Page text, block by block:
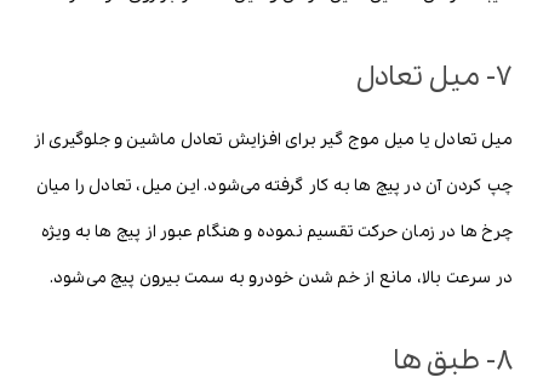
7- میل تعادل
میل تعادل یا میل موج گیر برای افزایش تعادل ماشین و جلوگیری از
چپ کردن آن در پیچ ها به کار گرفته می‌شود. این میل، تعادل را میان
چرخ ها در زمان حرکت تقسیم نموده و هنگام عبور از پیچ ها به ویژه
در سرعت بالا، مانع از خم شدن خودرو به سمت بیرون پیچ می‌شود.
8- طبق ها